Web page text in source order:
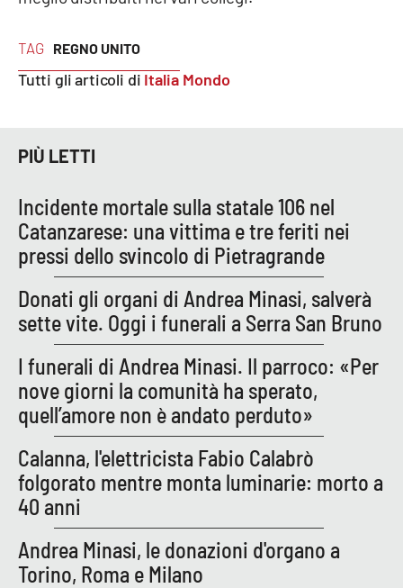
Le perfidie di Antonella Grippo
LaC TV
LaC Network
LaC OnAir
EDIZIONI
LOCALI
Catanzaro
Crotone
Vibo Valentia
Reggio Calabria
TAG REGNO UNITO
Tutti gli articoli di Italia Mondo
PIÙ LETTI
Incidente mortale sulla statale 106 nel
Catanzarese: una vittima e tre feriti nei
pressi dello svincolo di Pietragrande
Donati gli organi di Andrea Minasi, salverà
sette vite. Oggi i funerali a Serra San Bruno
I funerali di Andrea Minasi. Il parroco: «Per
nove giorni la comunità ha sperato,
quell’amore non è andato perduto»
Calanna, l'elettricista Fabio Calabrò
folgorato mentre monta luminarie: morto a
40 anni
Andrea Minasi, le donazioni d'organo a
Torino, Roma e Milano